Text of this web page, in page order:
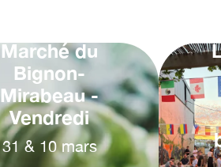
Marché du
Bignon-
Mirabeau -
Vendredi
31 & 10 mars